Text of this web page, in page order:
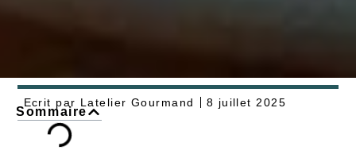
Ecrit par Latelier Gourmand 8 juillet 2025
Sommaire